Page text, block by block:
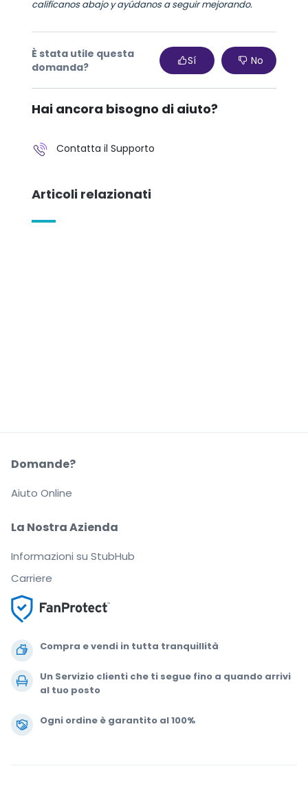
califícanos abajo y ayúdanos a seguir mejorando.
È stata utile questa
domanda?
Sí No
Hai ancora bisogno di aiuto?
Contatta il Supporto
Articoli relazionati
Compra e vendi in tutta tranquillità
Un Servizio clienti che ti segue fino a quando arrivi
al tuo posto
Ogni ordine è garantito al 100%
La Nostra Azienda
Informazioni su StubHub
Carriere
Domande?
Aiuto Online